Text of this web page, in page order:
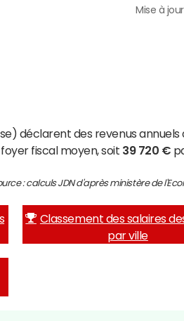
Mise à
déclarent des revenus annuels
fiscal moyen, soit 39 720 €
: calculs JDN d'après ministère de
Classement des salaires
par ville